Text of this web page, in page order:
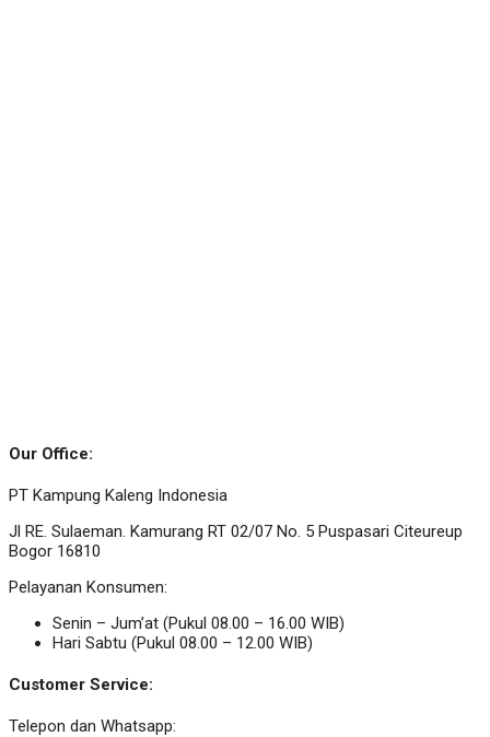
Our Office:
PT Kampung Kaleng Indonesia
Jl RE. Sulaeman. Kamurang RT 02/07 No. 5 Puspasari Citeureup
Bogor 16810
Pelayanan Konsumen:
Senin – Jum’at (Pukul 08.00 – 16.00 WIB)
Hari Sabtu (Pukul 08.00 – 12.00 WIB)
Customer Service:
Telepon dan Whatsapp: